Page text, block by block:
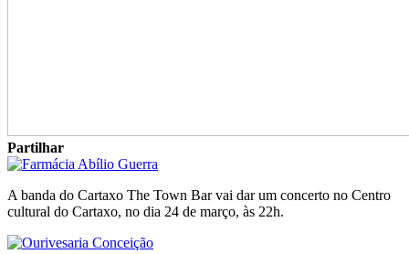
Partilhar
A banda do Cartaxo The Town Bar vai dar um concerto no Centro
cultural do Cartaxo, no dia 24 de março, às 22h.